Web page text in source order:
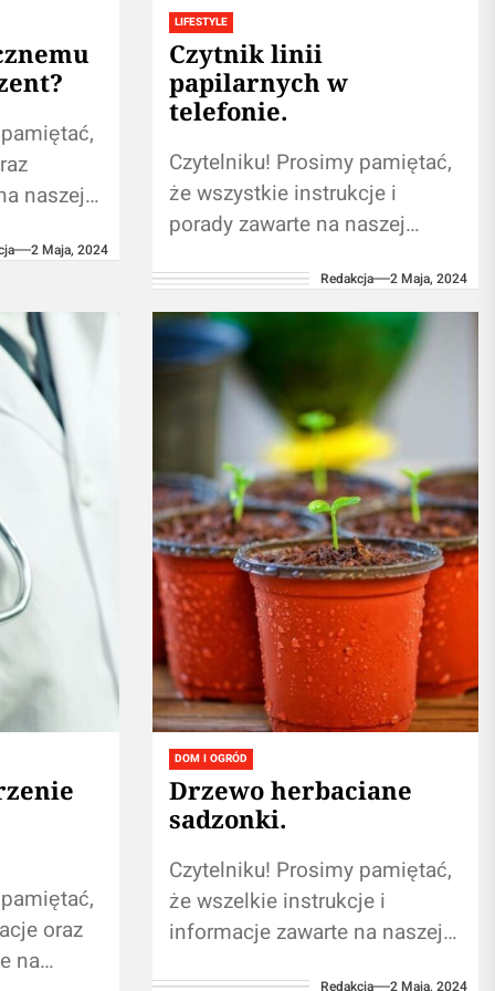
naszej
2 Maja, 2024
LIFESTYLE
Czytnik linii
papilarnych w
telefonie.
Czytelniku! Prosimy pamiętać,
że wszystkie instrukcje i
porady zawarte na naszej
konsultacji ze
ekspertem/profesjonalistą.
Korzystanie z treści
umieszczonych na naszym
Redakcja 2 Maja, 2024
oraz
na
DOM I OGRÓD
Drzewo herbaciane
sadzonki.
Czytelniku! Prosimy pamiętać,
że wszelkie instrukcje i
informacje zawarte na naszej
Redakcja 2 Maja, 2024